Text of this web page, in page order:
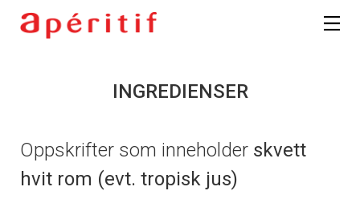
INGREDIENSER
Oppskrifter som inneholder skvett
hvit rom (evt. tropisk jus)